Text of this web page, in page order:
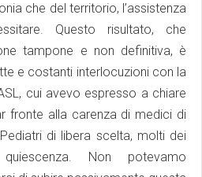
che del territorio, l’assistenza
Questo risultato, che
tampone e non definitiva, è
e costanti interlocuzioni con la
cui avevo espresso a chiare
fronte alla carenza di medici di
di libera scelta, molti dei
Non potevamo